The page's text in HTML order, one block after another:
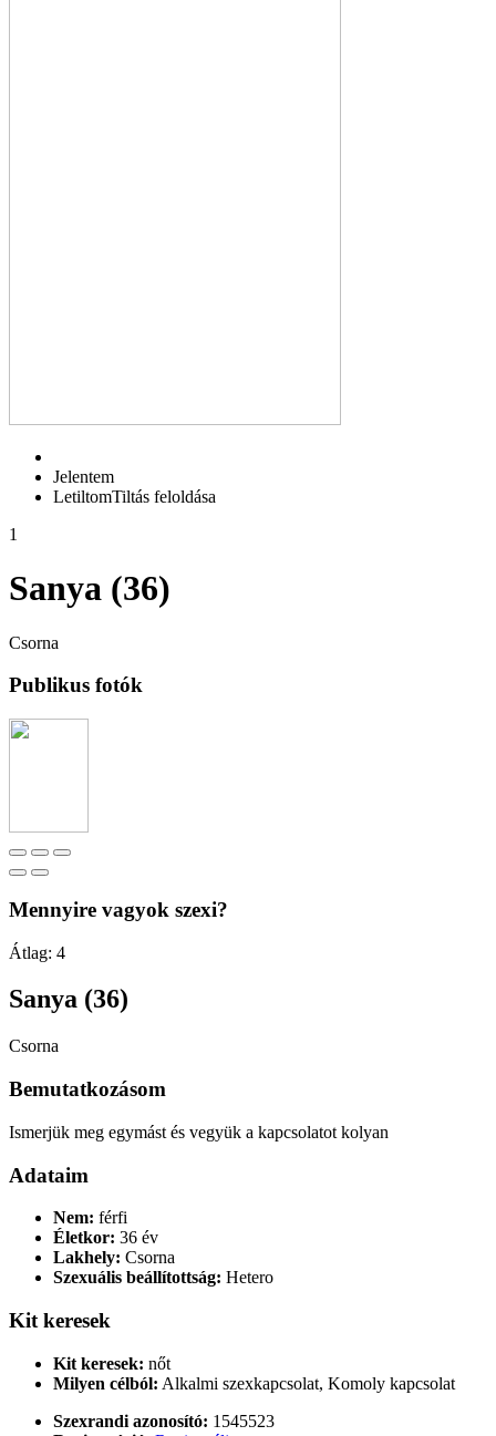
Jelentem
LetiltomTiltás feloldása
1
Sanya (36)
Csorna
Publikus fotók
Mennyire vagyok szexi?
Átlag: 4
Sanya (36)
Csorna
Bemutatkozásom
Ismerjük meg egymást és vegyük a kapcsolatot kolyan
Adataim
Nem: férfi
Életkor: 36 év
Lakhely: Csorna
Szexuális beállítottság: Hetero
Kit keresek
Kit keresek: nőt
Milyen célból: Alkalmi szexkapcsolat, Komoly kapcsolat
Szexrandi azonosító: 1545523